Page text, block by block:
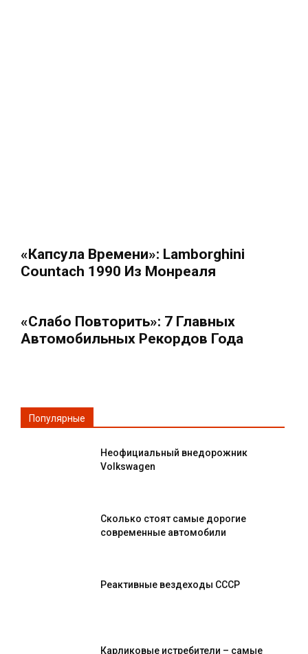
«Капсула Времени»: Lamborghini
Countach 1990 Из Монреаля
«Слабо Повторить»: 7 Главных
Автомобильных Рекордов Года
Популярные
Неофициальный внедорожник
Volkswagen
Сколько стоят самые дорогие
современные автомобили
Реактивные вездеходы СССР
Карликовые истребители – самые